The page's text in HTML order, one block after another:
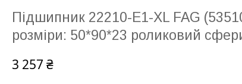
Підшипник 22210-E1-XL FAG
розміри: 50*90*23 роликовий
3 257 ₴